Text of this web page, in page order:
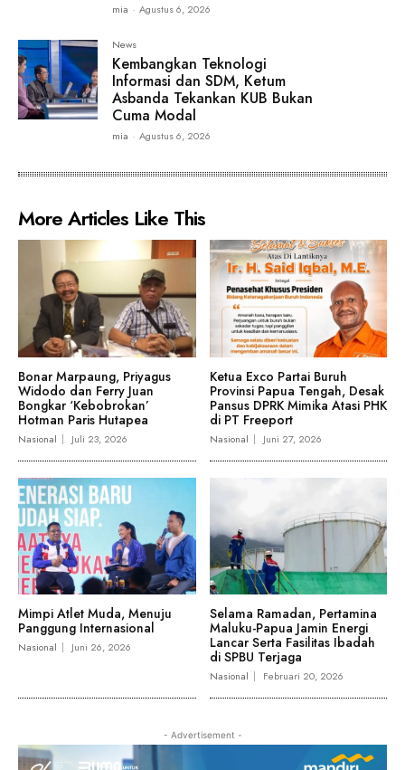
mia - Agustus 6, 2026
News
Kembangkan Teknologi
Informasi dan SDM, Ketum
Asbanda Tekankan KUB Bukan
Cuma Modal
mia - Agustus 6, 2026
More Articles Like This
Bonar Marpaung, Priyagus
Widodo dan Ferry Juan
Bongkar ‘Kebobrokan’
Hotman Paris Hutapea
Nasional Juli 23, 2026
Ketua Exco Partai Buruh
Provinsi Papua Tengah, Desak
Pansus DPRK Mimika Atasi PHK
di PT Freeport
Nasional Juni 27, 2026
Mimpi Atlet Muda, Menuju
Panggung Internasional
Nasional Juni 26, 2026
Selama Ramadan, Pertamina
Maluku-Papua Jamin Energi
Lancar Serta Fasilitas Ibadah
di SPBU Terjaga
Nasional Februari 20, 2026
- Advertisement -